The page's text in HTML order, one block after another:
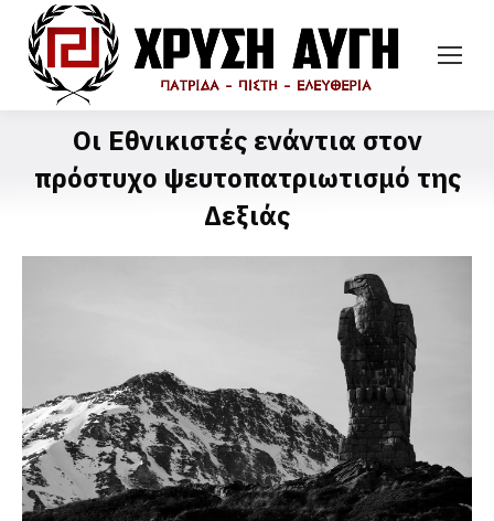
Οι Εθνικιστές ενάντια στον
πρόστυχο ψευτοπατριωτισμό της
Δεξιάς